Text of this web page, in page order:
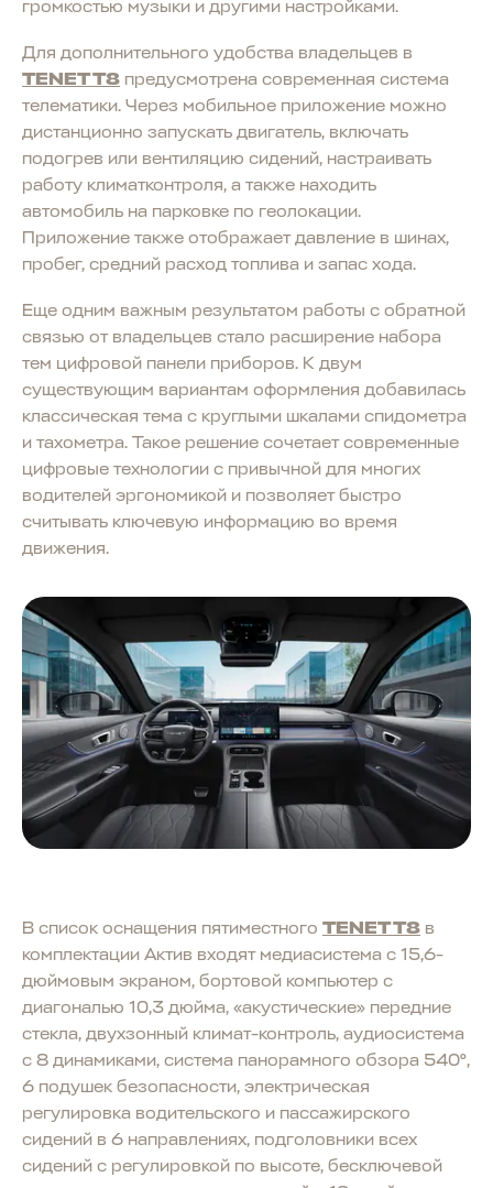
громкостью музыки и другими настройками.
Для дополнительного удобства владельцев в
TENET T8 предусмотрена современная система
телематики. Через мобильное приложение можно
дистанционно запускать двигатель, включать
подогрев или вентиляцию сидений, настраивать
работу климатконтроля, а также находить
автомобиль на парковке по геолокации.
Приложение также отображает давление в шинах,
пробег, средний расход топлива и запас хода.
Еще одним важным результатом работы с обратной
связью от владельцев стало расширение набора
тем цифровой панели приборов. К двум
существующим вариантам оформления добавилась
классическая тема с круглыми шкалами спидометра
и тахометра. Такое решение сочетает современные
цифровые технологии с привычной для многих
водителей эргономикой и позволяет быстро
считывать ключевую информацию во время
движения.
В список оснащения пятиместного TENET T8 в
комплектации Актив входят медиасистема с 15,6-
дюймовым экраном, бортовой компьютер с
диагональю 10,3 дюйма, «акустические» передние
стекла, двухзонный климат-контроль, аудиосистема
с 8 динамиками, система панорамного обзора 540°,
6 подушек безопасности, электрическая
регулировка водительского и пассажирского
сидений в 6 направлениях, подголовники всех
сидений с регулировкой по высоте, бесключевой